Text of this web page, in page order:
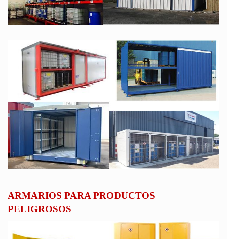
ARMARIOS PARA PRODUCTOS
PELIGROSOS